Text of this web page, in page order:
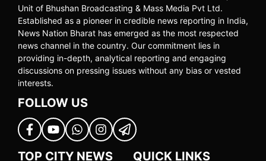
Unit of Bhushan Broadcasting & Mass Media Pvt Ltd.
Established as a pioneer in credible news reporting in India,
News Nation Bharat has emerged as the most respected
news channel in the country. Our commitment lies in
providing in-depth, analytical reporting and engaging
discussions on pressing issues without any bias or vested
interests.
FOLLOW US
TOP CITY NEWS QUICK LINKS